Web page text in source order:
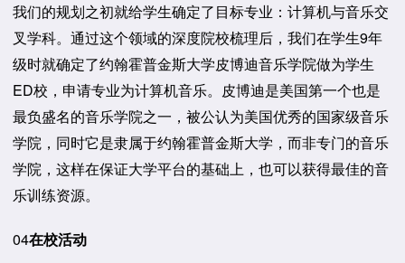
我们的规划之初就给学生确定了目标专业：计算机与音乐交
叉学科。通过这个领域的深度院校梳理后，我们在学生9年
级时就确定了约翰霍普金斯大学皮博迪音乐学院做为学生
ED校，申请专业为计算机音乐。皮博迪是美国第一个也是
最负盛名的音乐学院之一，被公认为美国优秀的国家级音乐
学院，同时它是隶属于约翰霍普金斯大学，而非专门的音乐
学院，这样在保证大学平台的基础上，也可以获得最佳的音
乐训练资源。
04在校活动